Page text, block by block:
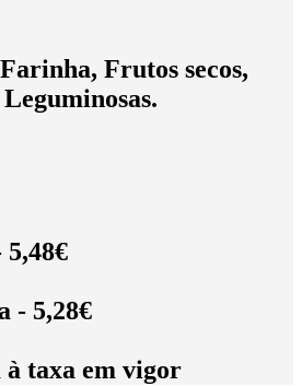
Frutos secos,
- 5,28€
taxa em vigor